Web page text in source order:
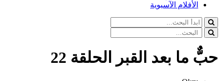
الأفلام الآسيوية
حبٌّ ما بعد القبر الحلقة 22